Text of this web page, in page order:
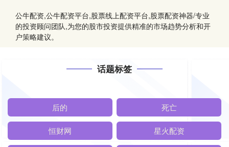
公牛配资,公牛配资平台,股票线上配资平台,股票配资神器/专业
的投资顾问团队,为您的股市投资提供精准的市场趋势分析和开
户策略建议。
话题标签
后的 死亡
恒财网 星火配资